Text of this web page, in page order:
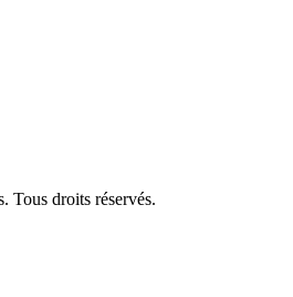
Tous droits réservés.